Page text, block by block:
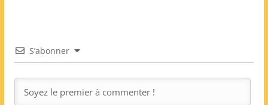
S’abonner